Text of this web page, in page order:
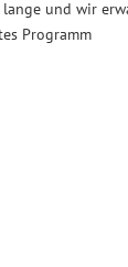
lange und wir
Programm